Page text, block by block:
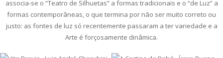
associa-se o “Teatro de Silhuetas” a formas tradicionais e o “de Luz” a
formas contemporâneas, o que termina por não ser muito correto ou
justo: as fontes de luz só recentemente passaram a ter variedade e a
Arte é forçosamente dinâmica.